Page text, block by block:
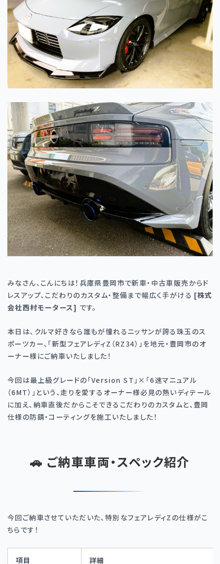
みなさん、こんにちは！兵庫県豊岡市で新車・中古車販売からド
レスアップ、こだわりのカスタム・整備まで幅広く手がける [株式
会社西村モータース] です。
本日は、クルマ好きなら誰もが憧れるニッサンが誇る珠玉のス
ポーツカー、「新型フェアレディZ （RZ34）」を地元・豊岡市のオ
ーナー様にご納車いたしました！
今回は最上級グレードの「Version ST」 × 「6速マニュアル
（6MT）」という、走りを愛するオーナー様必見の熱いディテール
に加え、納車直後だからこそできるこだわりのカスタムと、豊岡
仕様の防錆・コーティングを施工いたしました！
🚗 ご納車車両・スペック紹介
今回ご納車させていただいた、特別なフェアレディZ の仕様がこ
ちらです！
項目 詳細